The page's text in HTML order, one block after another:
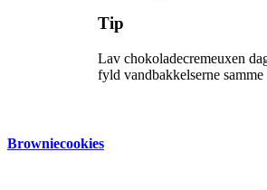
Tip
Lav chokoladecremeuxen
fyld vandbakkelserne samme
Browniecookies